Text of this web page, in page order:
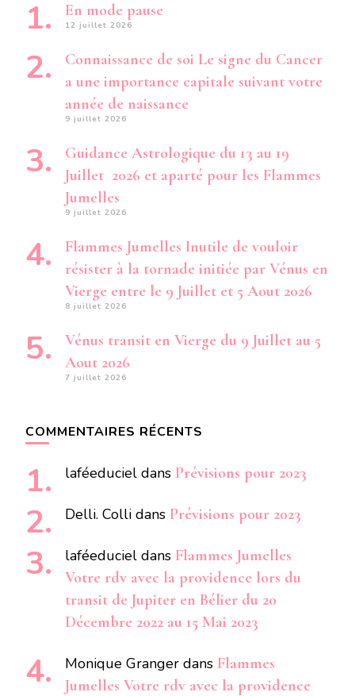
En mode pause
12 juillet 2026
Connaissance de soi Le signe du Cancer
a une importance capitale suivant votre
année de naissance
9 juillet 2026
Guidance Astrologique du 13 au 19
Juillet 2026 et aparté pour les Flammes
Jumelles
9 juillet 2026
Flammes Jumelles Inutile de vouloir
résister à la tornade initiée par Vénus en
Vierge entre le 9 Juillet et 5 Aout 2026
8 juillet 2026
Vénus transit en Vierge du 9 Juillet au 5
Aout 2026
7 juillet 2026
COMMENTAIRES RÉCENTS
laféeduciel dans Prévisions pour 2023
Delli. Colli dans Prévisions pour 2023
laféeduciel dans Flammes Jumelles
Votre rdv avec la providence lors du
transit de Jupiter en Bélier du 20
Décembre 2022 au 15 Mai 2023
Monique Granger dans Flammes
Jumelles Votre rdv avec la providence